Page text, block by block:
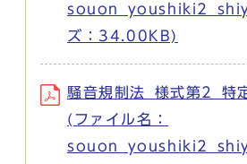
ズ：34.00KB)
騒音規制法_様式第2_特
(ファイル名：